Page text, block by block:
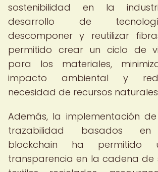
sostenibilidad en la
desarrollo de
descomponer y reutilizar
permitido crear un ciclo de
para los materiales,
impacto ambiental y
necesidad de recursos
Además, la implementación
trazabilidad basados en
blockchain ha permitido
transparencia en la cadena de